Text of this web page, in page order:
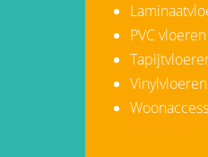
PVC vloeren
Vinylvloeren